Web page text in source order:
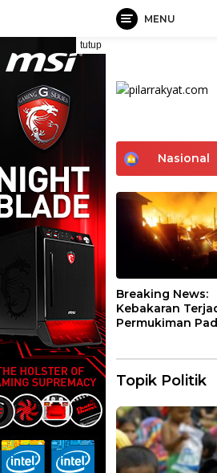
ke
MENU
tutup
H
e
Nasional
Breaking News:
Kebakaran
Permukiman
Topik Politik